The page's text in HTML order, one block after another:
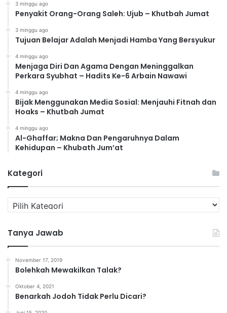
3 minggu ago
Penyakit Orang-Orang Saleh: Ujub – Khutbah Jumat
3 minggu ago
Tujuan Belajar Adalah Menjadi Hamba Yang Bersyukur
4 minggu ago
Menjaga Diri Dan Agama Dengan Meninggalkan
Perkara Syubhat – Hadits Ke-6 Arbain Nawawi
4 minggu ago
Bijak Menggunakan Media Sosial: Menjauhi Fitnah dan
Hoaks – Khutbah Jumat
4 minggu ago
Al-Ghaffar; Makna Dan Pengaruhnya Dalam
Kehidupan – Khubath Jum’at
Kategori
a
e
g
Tanya Jawab
November 17, 2019
Bolehkah Mewakilkan Talak?
Oktober 4, 2021
Benarkah Jodoh Tidak Perlu Dicari?